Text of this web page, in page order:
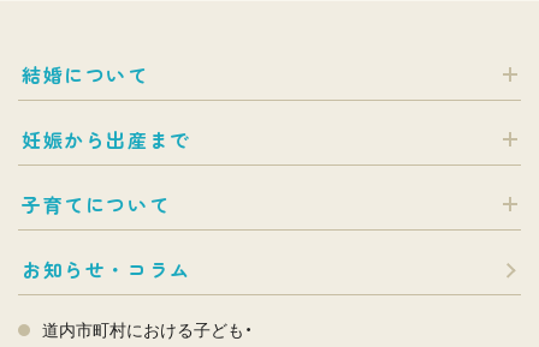
結婚について
妊娠から出産まで
子育てについて
お知らせ・コラム
道内市町村における子ども・